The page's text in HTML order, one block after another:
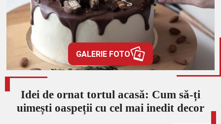
GALERIE FOTO 4
Idei de ornat tortul acasă: Cum să-ți
uimești oaspeții cu cel mai inedit decor